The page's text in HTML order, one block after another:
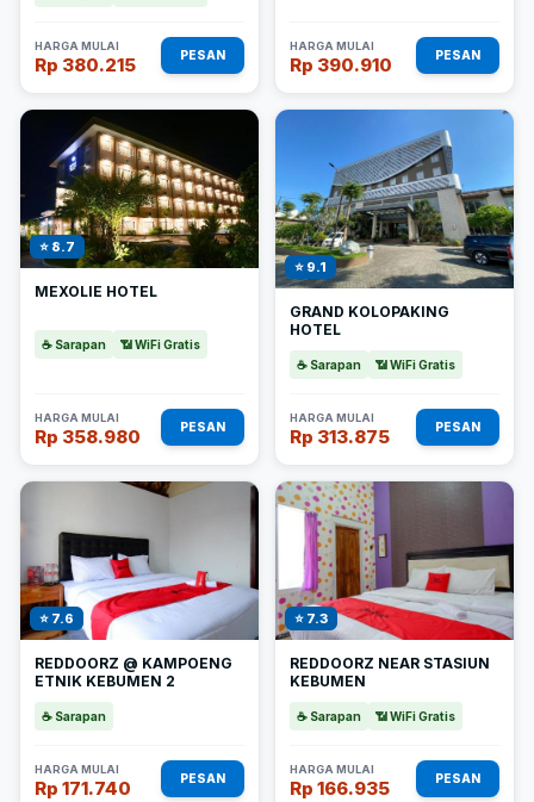
HARGA MULAI
Rp 380.215 PESAN
HARGA MULAI
Rp 390.910 PESAN
⭐ 8.7
MEXOLIE HOTEL
☕ Sarapan 📶 WiFi Gratis
HARGA MULAI
Rp 358.980 PESAN
⭐ 9.1
GRAND KOLOPAKING
HOTEL
☕ Sarapan 📶 WiFi Gratis
HARGA MULAI
Rp 313.875 PESAN
⭐ 7.6
REDDOORZ @ KAMPOENG
ETNIK KEBUMEN 2
☕ Sarapan
HARGA MULAI
Rp 171.740 PESAN
⭐ 7.3
REDDOORZ NEAR STASIUN
KEBUMEN
☕ Sarapan 📶 WiFi Gratis
HARGA MULAI
Rp 166.935 PESAN